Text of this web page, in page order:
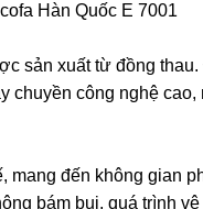
Hàn Quốc E 7001
sản xuất từ đồng
công nghệ
mang đến không gian
bám bụi, quá trình